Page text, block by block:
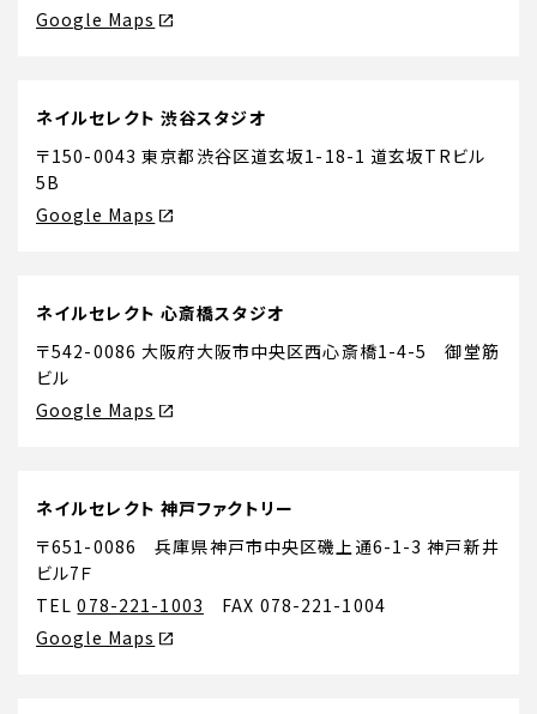
Google Maps
ネイルセレクト 渋谷スタジオ
〒150-0043 東京都渋谷区道玄坂1-18-1 道玄坂TRビル
5B
Google Maps
ネイルセレクト 心斎橋スタジオ
〒542-0086 大阪府大阪市中央区西心斎橋1-4-5 御堂筋
ビル
Google Maps
ネイルセレクト 神戸ファクトリー
〒651-0086 兵庫県神戸市中央区磯上通6-1-3 神戸新井
ビル7Ｆ
TEL078-221-1003 FAX 078-221-1004
Google Maps